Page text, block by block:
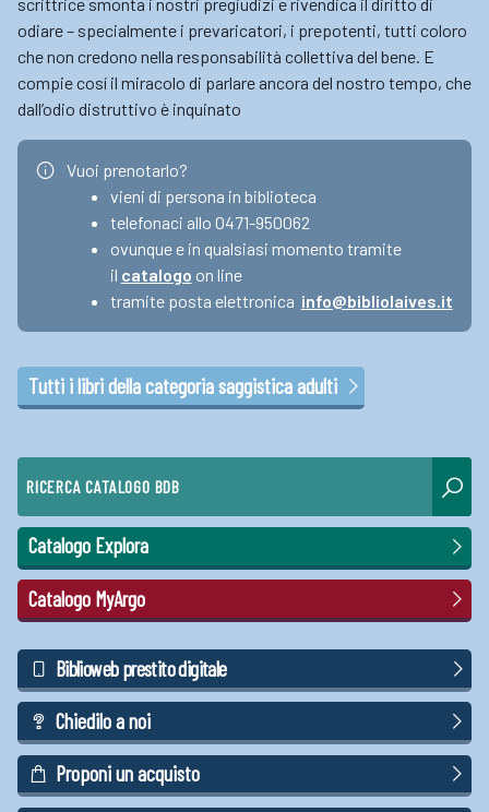
odiare – specialmente i prevaricatori, i prepotenti, tutti coloro
che non credono nella responsabilità collettiva del bene. E
compie cosí il miracolo di parlare ancora del nostro tempo, che
dall’odio distruttivo è inquinato
Vuoi prenotarlo?
vieni di persona in biblioteca
telefonaci allo 0471-950062
ovunque e in qualsiasi momento tramite
il catalogo on line
tramite posta elettronica info@bibliolaives.it
Tutti i libri della categoria saggistica adulti
RICERCA CATALOGO BDB
Catalogo Explora
Catalogo MyArgo
Biblioweb prestito digitale
Chiedilo a noi
Proponi un acquisto